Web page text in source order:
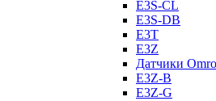
E3S-CL
E3S-DB
E3T
E3Z
Датчики
E3Z-B
E3Z-G